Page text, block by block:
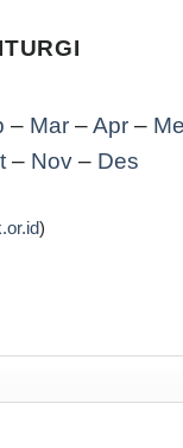
– Mar –Apr –
– Nov – Des
)